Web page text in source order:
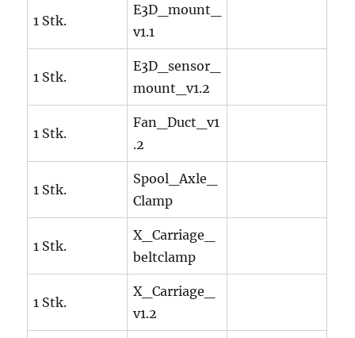
1 Stk.
E3D_mount_
v1.1
1 Stk.
E3D_sensor_
mount_v1.2
1 Stk.
Fan_Duct_v1
.2
1 Stk.
Spool_Axle_
Clamp
1 Stk.
X_Carriage_
beltclamp
1 Stk.
X_Carriage_
v1.2